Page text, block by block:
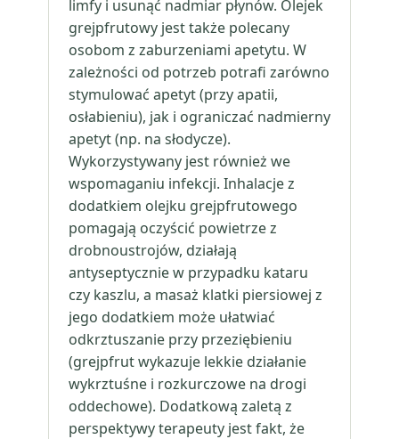
limfy i usunąć nadmiar płynów. Olejek
grejpfrutowy jest także polecany
osobom z zaburzeniami apetytu. W
zależności od potrzeb potrafi zarówno
stymulować apetyt (przy apatii,
osłabieniu), jak i ograniczać nadmierny
apetyt (np. na słodycze).
Wykorzystywany jest również we
wspomaganiu infekcji. Inhalacje z
dodatkiem olejku grejpfrutowego
pomagają oczyścić powietrze z
drobnoustrojów, działają
antyseptycznie w przypadku kataru
czy kaszlu, a masaż klatki piersiowej z
jego dodatkiem może ułatwiać
odkrztuszanie przy przeziębieniu
(grejpfrut wykazuje lekkie działanie
wykrztuśne i rozkurczowe na drogi
oddechowe). Dodatkową zaletą z
perspektywy terapeuty jest fakt, że